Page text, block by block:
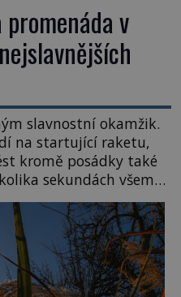
v
slavnostní okamžik.
na startující raketu,
kromě posádky také
sekundách všem
exploduje. Jejich
kraje, daňové
Na druhou stranu
věci. Na malé kousky